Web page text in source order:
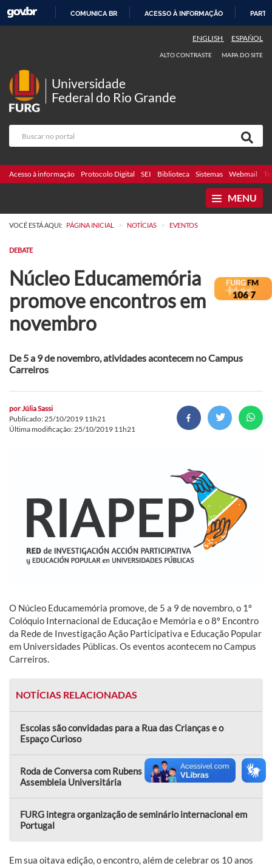
COMUNICA BR ACESSO À INFORMAÇÃO
ENGLISH ESPAÑOL
ALTO CONTRASTE MAPA DO SITE
Universidade
Federal do Rio Grande
Acesso à informação Protocolo Digital SEI Biblioteca Sistemas Webmail
MENU
VOCÊ ESTÁ AQUI: PÁGINA INICIAL > NOTÍCIAS > EVENTOS
DEBATE
Núcleo Educamemória
promove encontros em
novembro
De 5 a 9 de novembro, atividades acontecem no Campus
Carreiros
porJúlia Sassi
Publicado: 25/10/2019 11h21
Última modificação: 25/10/2019 11h21
O Núcleo Educamemória promove, de 5 a 9 de novembro, o 1º
Colóquio Internacional de Educação e Memória e o 8º Encontro
da Rede de Investigação Ação Participativa e Educação Popular
em Universidades Públicas. Os eventos acontecem no Campus
Carreiros.
NOTÍCIAS RELACIONADAS
Escolas são convidadas para a Rua das Crianças e o
Espaço Curioso
Roda de Conversa com Rubens Rufino antecede
Assembleia Universitária
FURG integra organização de seminário internacional em
Portugal
Em sua oitava edição, o encontro, além de celebrar os 10 anos